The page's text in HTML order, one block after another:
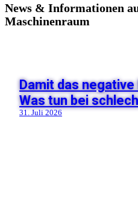
News & Informationen
Maschinenraum
Damit das
Was tun bei
31. Juli 2026